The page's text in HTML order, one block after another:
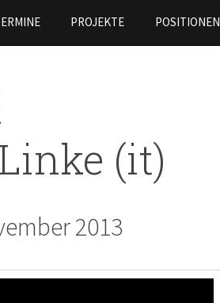
main
content
PROJEKTE POSITIONEN
(it)
2013
Linke